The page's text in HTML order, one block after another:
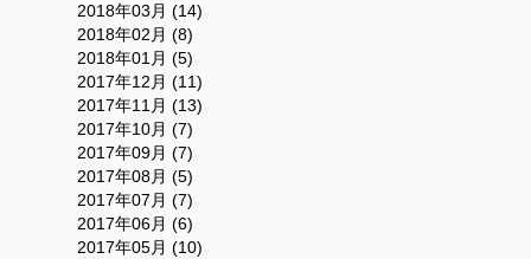
2018年03月 (14)
2018年02月 (8)
2018年01月 (5)
2017年12月 (11)
2017年11月 (13)
2017年10月 (7)
2017年09月 (7)
2017年08月 (5)
2017年07月 (7)
2017年06月 (6)
2017年05月 (10)